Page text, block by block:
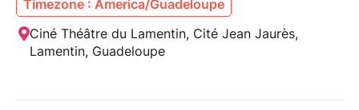
Timezone : America/Guadeloupe
Ciné Théâtre du Lamentin, Cité Jean Jaurès,
Lamentin, Guadeloupe